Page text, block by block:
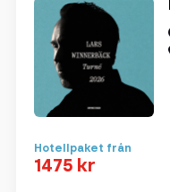
Hotellpaket från
1475 kr